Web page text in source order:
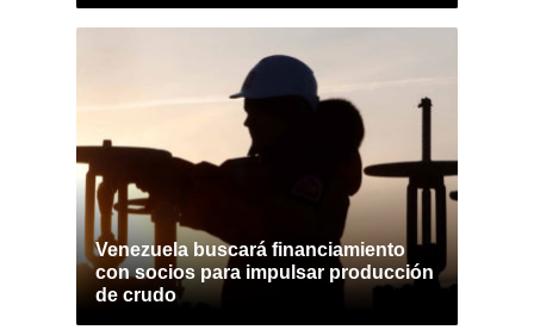
Venezuela buscará financiamiento
con socios para impulsar producción
de crudo